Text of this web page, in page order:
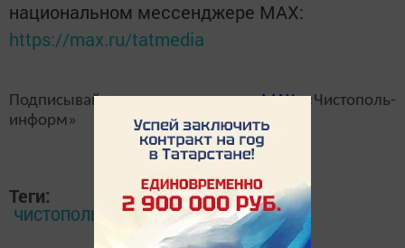
национальном мессенджере MАХ:
https://max.ru/tatmedia
Подписывайтесь на нашканалMAX«Чистополь-
информ»
Теги:
ЧИСТОПОЛЬ,